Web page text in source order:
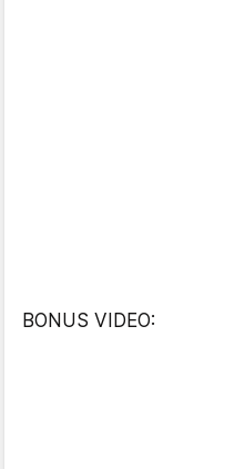
BONUS VIDEO: